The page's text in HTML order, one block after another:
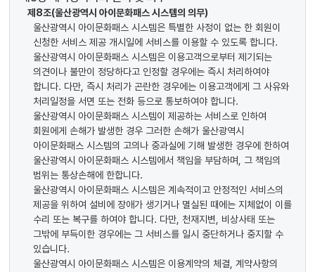
제8조(울산광역시 아이문화패스 시스템의 의무)
울산광역시 아이문화패스 시스템은 특별한 사정이 없는 한 회원이
신청한 서비스 제공 개시일에 서비스를 이용할 수 있도록 합니다.
울산광역시 아이문화패스 시스템은 이용고객으로부터 제기되는
의견이나 불만이 정당하다고 인정할 경우에는 즉시 처리하여야
합니다. 다만, 즉시 처리가 곤란한 경우에는 이용고객에게 그 사유와
처리일정을 서면 또는 전화 등으로 통보하여야 합니다.
울산광역시 아이문화패스 시스템이 제공하는 서비스로 인하여
회원에게 손해가 발생한 경우 그러한 손해가 울산광역시
아이문화패스 시스템의 고의나 중과실에 기해 발생한 경우에 한하여
울산광역시 아이문화패스 시스템에서 책임을 부담하며, 그 책임의
범위는 통상손해에 한합니다.
울산광역시 아이문화패스 시스템은 계속적이고 안정적인 서비스의
제공을 위하여 설비에 장애가 생기거나 멸실된 때에는 지체없이 이를
수리 또는 복구를 하여야 합니다. 다만, 천재지변, 비상사태 또는
그밖에 부득이한 경우에는 그 서비스를 일시 중단하거나 중지할 수
있습니다.
울산광역시 아이문화패스 시스템은 이용계약의 체결, 계약사항의